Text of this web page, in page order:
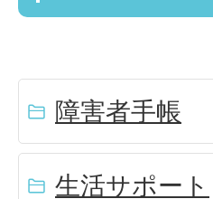
障害者手帳
生活サポート